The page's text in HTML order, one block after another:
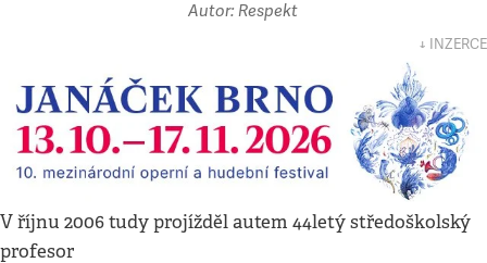
Autor: Respekt
↓ INZERCE
V říjnu 2006 tudy projížděl autem 44letý středoškolský
profesor